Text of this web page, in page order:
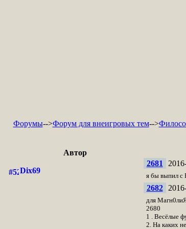
Форумы-->Форум для внеигровых тем-->
Автор
Dix69
2681
я бы выпил с
2682
для
2680
1 . Весёлые
2. На каких